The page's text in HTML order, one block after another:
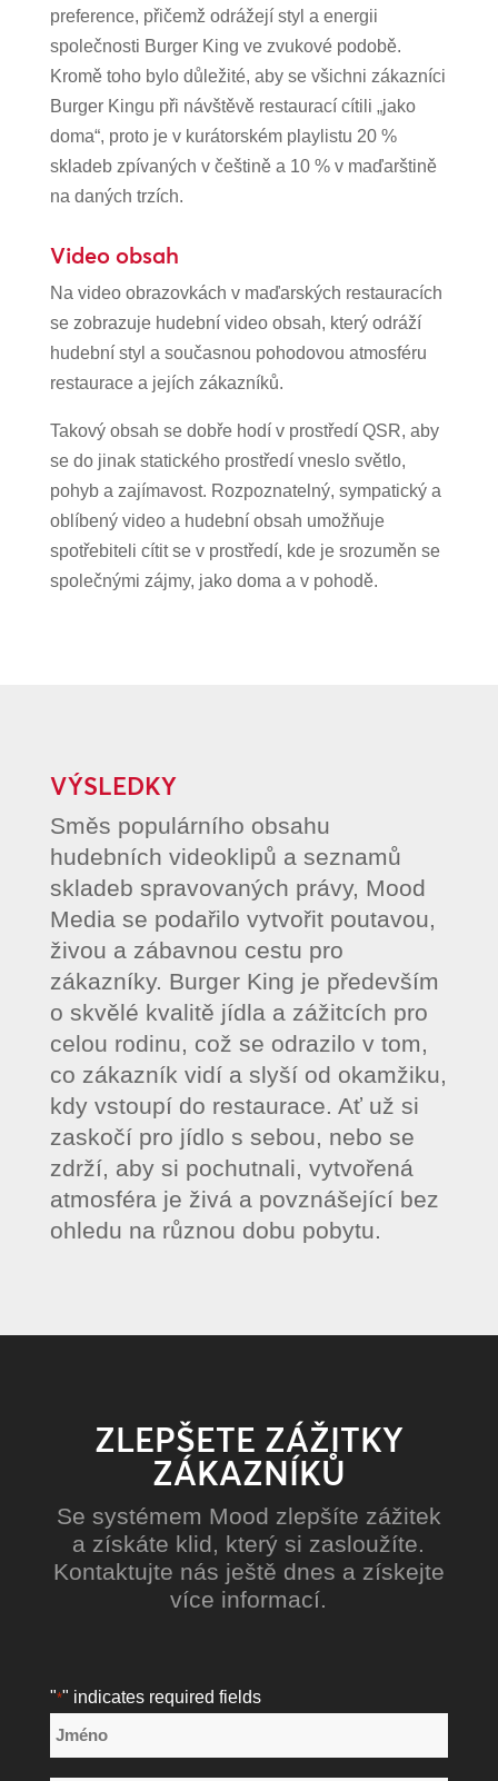
preference, přičemž odrážejí styl a energii
společnosti Burger King ve zvukové podobě.
Kromě toho bylo důležité, aby se všichni zákazníci
Burger Kingu při návštěvě restaurací cítili „jako
doma“, proto je v kurátorském playlistu 20 %
skladeb zpívaných v češtině a 10 % v maďarštině
na daných trzích.
Video obsah
Na video obrazovkách v maďarských restauracích
se zobrazuje hudební video obsah, který odráží
hudební styl a současnou pohodovou atmosféru
restaurace a jejích zákazníků.
Takový obsah se dobře hodí v prostředí QSR, aby
se do jinak statického prostředí vneslo světlo,
pohyb a zajímavost. Rozpoznatelný, sympatický a
oblíbený video a hudební obsah umožňuje
spotřebiteli cítit se v prostředí, kde je srozuměn se
společnými zájmy, jako doma a v pohodě.
VÝSLEDKY
Směs populárního obsahu
hudebních videoklipů a seznamů
skladeb spravovaných právy, Mood
Media se podařilo vytvořit poutavou,
živou a zábavnou cestu pro
zákazníky. Burger King je především
o skvělé kvalitě jídla a zážitcích pro
celou rodinu, což se odrazilo v tom,
co zákazník vidí a slyší od okamžiku,
kdy vstoupí do restaurace. Ať už si
zaskočí pro jídlo s sebou, nebo se
zdrží, aby si pochutnali, vytvořená
atmosféra je živá a povznášející bez
ohledu na různou dobu pobytu.
ZLEPŠETE ZÁŽITKY
ZÁKAZNÍKŮ
Se systémem Mood zlepšíte zážitek
a získáte klid, který si zasloužíte.
Kontaktujte nás ještě dnes a získejte
více informací.
"*" indicates required fields
Název
*